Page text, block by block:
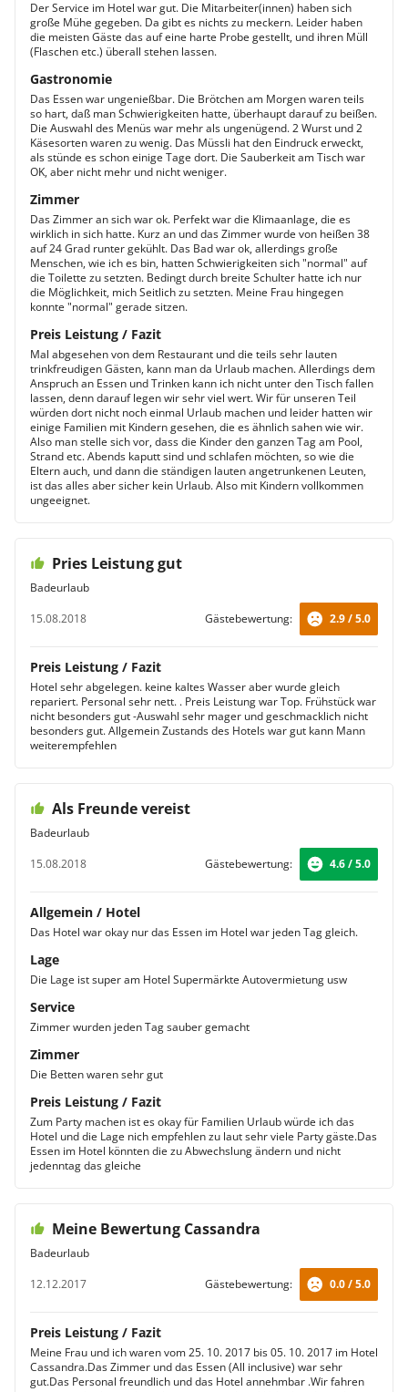
Der Service im Hotel war gut. Die Mitarbeiter(innen) haben sich
große Mühe gegeben. Da gibt es nichts zu meckern. Leider haben
die meisten Gäste das auf eine harte Probe gestellt, und ihren Müll
(Flaschen etc.) überall stehen lassen.
Gastronomie
Das Essen war ungenießbar. Die Brötchen am Morgen waren teils
so hart, daß man Schwierigkeiten hatte, überhaupt darauf zu beißen.
Die Auswahl des Menüs war mehr als ungenügend. 2 Wurst und 2
Käsesorten waren zu wenig. Das Müssli hat den Eindruck erweckt,
als stünde es schon einige Tage dort. Die Sauberkeit am Tisch war
OK, aber nicht mehr und nicht weniger.
Zimmer
Das Zimmer an sich war ok. Perfekt war die Klimaanlage, die es
wirklich in sich hatte. Kurz an und das Zimmer wurde von heißen 38
auf 24 Grad runter gekühlt. Das Bad war ok, allerdings große
Menschen, wie ich es bin, hatten Schwierigkeiten sich "normal" auf
die Toilette zu setzten. Bedingt durch breite Schulter hatte ich nur
die Möglichkeit, mich Seitlich zu setzten. Meine Frau hingegen
konnte "normal" gerade sitzen.
Preis Leistung / Fazit
Mal abgesehen von dem Restaurant und die teils sehr lauten
trinkfreudigen Gästen, kann man da Urlaub machen. Allerdings dem
Anspruch an Essen und Trinken kann ich nicht unter den Tisch fallen
lassen, denn darauf legen wir sehr viel wert. Wir für unseren Teil
würden dort nicht noch einmal Urlaub machen und leider hatten wir
einige Familien mit Kindern gesehen, die es ähnlich sahen wie wir.
Also man stelle sich vor, dass die Kinder den ganzen Tag am Pool,
Strand etc. Abends kaputt sind und schlafen möchten, so wie die
Eltern auch, und dann die ständigen lauten angetrunkenen Leuten,
ist das alles aber sicher kein Urlaub. Also mit Kindern vollkommen
ungeeignet.
Pries Leistung gut
Badeurlaub
15.08.2018
Gästebewertung: 2.9 / 5.0
Preis Leistung / Fazit
Hotel sehr abgelegen. keine kaltes Wasser aber wurde gleich
repariert. Personal sehr nett. . Preis Leistung war Top. Frühstück war
nicht besonders gut -Auswahl sehr mager und geschmacklich nicht
besonders gut. Allgemein Zustands des Hotels war gut kann Mann
weiterempfehlen
Als Freunde vereist
Badeurlaub
15.08.2018
Gästebewertung: 4.6 / 5.0
Allgemein / Hotel
Das Hotel war okay nur das Essen im Hotel war jeden Tag gleich.
Lage
Die Lage ist super am Hotel Supermärkte Autovermietung usw
Service
Zimmer wurden jeden Tag sauber gemacht
Zimmer
Die Betten waren sehr gut
Preis Leistung / Fazit
Zum Party machen ist es okay für Familien Urlaub würde ich das
Hotel und die Lage nich empfehlen zu laut sehr viele Party gäste.Das
Essen im Hotel könnten die zu Abwechslung ändern und nicht
jedenntag das gleiche
Meine Bewertung Cassandra
Badeurlaub
12.12.2017
Gästebewertung: 0.0 / 5.0
Preis Leistung / Fazit
Meine Frau und ich waren vom 25. 10. 2017 bis 05. 10. 2017 im Hotel
Cassandra.Das Zimmer und das Essen (All inclusive) war sehr
gut.Das Personal freundlich und das Hotel annehmbar .Wir fahren